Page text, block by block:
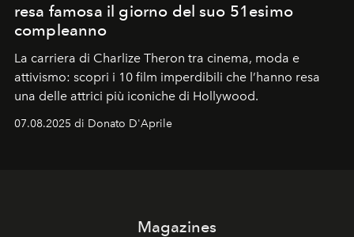
resa famosa il giorno del suo 51esimo
compleanno
La carriera di Charlize Theron tra cinema, moda e
attivismo: scopri i 10 film imperdibili che l’hanno resa
una delle attrici più iconiche di Hollywood.
07.08.2025 di Donato D'Aprile
Magazines